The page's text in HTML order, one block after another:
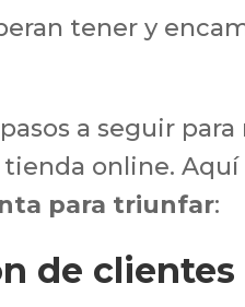
tener y
a seguir
online. Aquí
para triunfar:
de clientes